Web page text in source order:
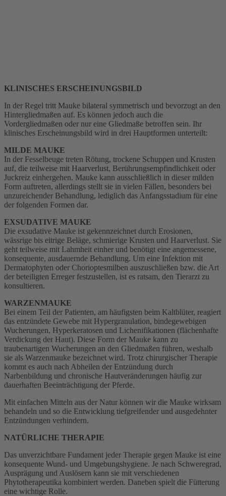
KLINISCHES ERSCHEINUNGSBILD
In der Regel tritt Mauke bilateral symmetrisch und bevorzugt an den
Hintergliedmaßen auf. Es können jedoch auch die
Vordergliedmaßen oder nur eine Gliedmaße betroffen sein. Ihr
klinisches Erscheinungsbild wird in drei Hauptformen unterteilt:
MILDE MAUKE
In der Fesselbeuge treten Rötung, trockene Schuppen und Krusten
auf, die teilweise mit Haarverlust, Berührungsempfindlichkeit oder
Juckreiz einhergehen. Mauke kann ausschließlich in dieser milden
Form auftreten, allerdings stellt sie in vielen Fällen, besonders bei
unzureichender Behandlung, lediglich das Anfangsstadium für eine
der folgenden Formen dar.
EXSUDATIVE MAUKE
Die exsudative Mauke ist gekennzeichnet durch Erosionen,
wässrige bis eitrige Beläge, schmierige Krusten und Haarverlust. Sie
geht teilweise mit Lahmheit einher und benötigt eine angemessene,
konsequente, ausdauernde Behandlung. Um eine Infektion mit
Dermatophyten oder Chorioptesmilben auszuschließen bzw. die Art
der beteiligten Erreger festzustellen, ist es ratsam, den Tierarzt zu
konsultieren.
WARZENMAUKE
Bei einem Teil der Patienten, am häufigsten beim Kaltblüter, reagiert
das entzündete Gewebe mit Hypergranulation, bindegewebigen
Wucherungen, Hyperkeratosen und Lichenifikationen (flächenhafte
Verdickung der Haut). Diese Form der Mauke kann zu
traubenartigen Wucherungen an den Gliedmaßen führen, weshalb
sie als Warzenmauke bezeichnet wird. Trotz chirurgischer Therapie
kommt es auch nach Abheilen der Entzündung durch
Narbenbildung und chronische Hautveränderungen häufig zur
dauerhaften Beeinträchtigung der Pferde.
Mit einfachen Mitteln aus der Natur können wir die Mauke wirksam
behandeln und so die Entwicklung tiefgreifender und ausgedehnter
Entzündungen verhindern.
NATÜRLICHE THERAPIE
Das unverzichtbare Fundament jeder Therapie gegen Mauke ist eine
konsequente Wund- und Umgebungshygiene. Je nach Schweregrad,
Ausprägung und Auslösern kann sie mit verschiedenen
Phytotherapeutika kombiniert werden. Daneben spielt die Fütterung
eine wichtige Rolle.